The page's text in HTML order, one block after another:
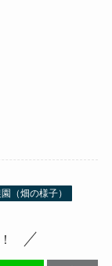
（畑の様子）